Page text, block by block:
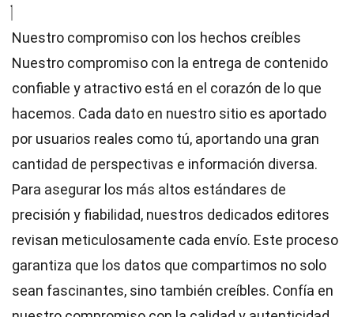
Nuestro compromiso con los hechos creíbles
Nuestro compromiso con la entrega de contenido
confiable y atractivo está en el corazón de lo que
hacemos. Cada dato en nuestro sitio es aportado
por usuarios reales como tú, aportando una gran
cantidad de perspectivas e información diversa.
Para asegurar los más altos estándares de
precisión y fiabilidad, nuestros dedicados editores
revisan meticulosamente cada envío. Este proceso
garantiza que los datos que compartimos no solo
sean fascinantes, sino también creíbles. Confía en